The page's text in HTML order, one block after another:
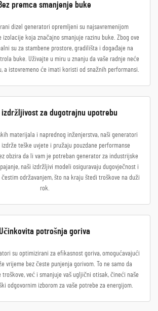
Bez premca smanjenje buke
dizel generatori opremljeni su najsavremenijom
izolacije koja značajno smanjuje razinu buke. Zbog ove
su za stambene prostore, gradilišta i događaje na
buke. Uživajte u miru u znanju da vaše radnje neće
a istovremeno će imati koristi od snažnih performansi.
izdržljivost za dugotrajnu upotrebu
materijala i naprednog inženjerstva, naši generatori
teške uvjete i pružaju pouzdane performanse
obzira da li vam je potreban generator za industrijske
naši izdržljivi modeli osiguravaju dugovječnost i
održavanjem, što na kraju štedi troškove na duži
rok.
potrošnja goriva
su optimizirani za efikasnost goriva, omogućavajući
vrijeme bez česte punjenja gorivom. To ne samo da
troškove, već i smanjuje vaš ugljični otisak, čineći naše
odgovornim izborom za vaše potrebe za energijom.